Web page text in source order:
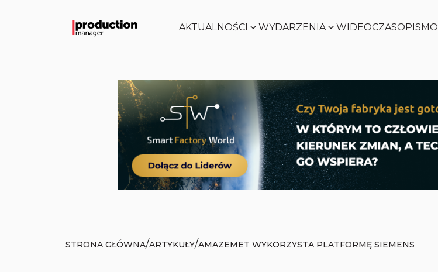
AKTUALNOŚCI WYDARZENIA
SMART
FACTORY
WORLD
WIDEOCZASOPISMO
FACTORY
WORLD
Zobacz
STRONA GŁÓWNA/ARTYKUŁY/AMAZEMET WYKORZYSTA PLATFORMĘ SIEMENS